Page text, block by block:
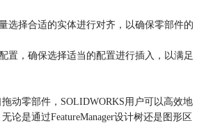
择合适的实体进行对齐，以确保零部件的
，确保选择适当的配置进行插入，以满足
零部件，SOLIDWORKS用户可以高效地
论是通过FeatureManager设计树还是图形区